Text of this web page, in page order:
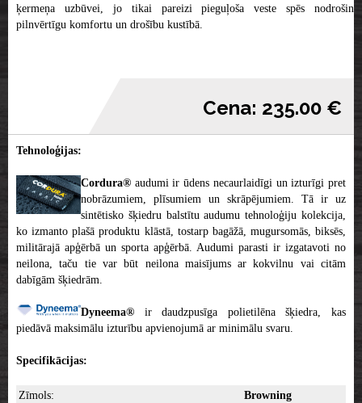
ķermeņa uzbūvei, jo tikai pareizi pieguļoša veste spēs nodrošināt
pilnvērtīgu komfortu un drošību kustībā.
Cena: 235.00 €
Tehnoloģijas:
Cordura® audumi ir ūdens necaurlaidīgi un izturīgi pret
nobrāzumiem, plīsumiem un skrāpējumiem. Tā ir uz
sintētisko šķiedru balstītu audumu tehnoloģiju kolekcija,
ko izmanto plašā produktu klāstā, tostarp bagāžā, mugursomās, biksēs,
militārajā apģērbā un sporta apģērbā. Audumi parasti ir izgatavoti no
neilona, taču tie var būt neilona maisījums ar kokvilnu vai citām
dabīgām šķiedrām.
Dyneema® ir daudzpusīga polietilēna šķiedra, kas
piedāvā maksimālu izturību apvienojumā ar minimālu svaru.
Specifikācijas:
Zīmols:
Browning